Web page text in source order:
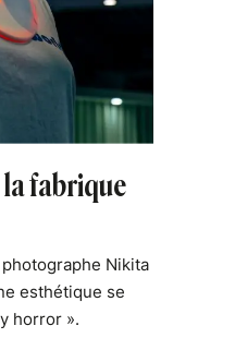
la fabrique
Nikita
esthétique se
horror ».